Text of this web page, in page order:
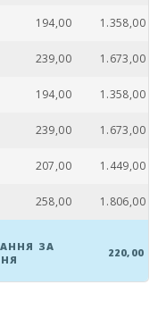
194,00 1.358,00
239,00 1.673,00
194,00 1.358,00
239,00 1.673,00
207,00 1.449,00
258,00 1.806,00
ЗА
220,00